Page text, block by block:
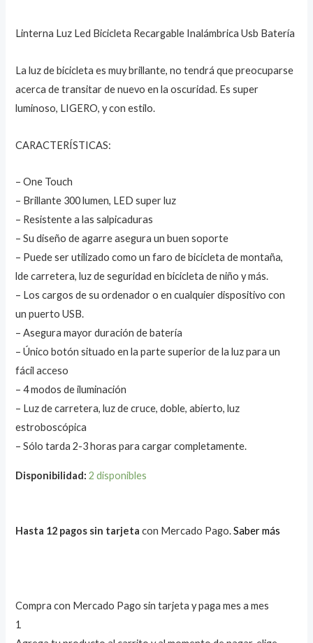
Linterna Luz Led Bicicleta Recargable Inalámbrica Usb Batería
La luz de bicicleta es muy brillante, no tendrá que preocuparse
acerca de transitar de nuevo en la oscuridad. Es super
luminoso, LIGERO, y con estilo.
CARACTERÍSTICAS:
– One Touch
– Brillante 300 lumen, LED super luz
– Resistente a las salpicaduras
– Su diseño de agarre asegura un buen soporte
– Puede ser utilizado como un faro de bicicleta de montaña,
lde carretera, luz de seguridad en bicicleta de niño y más.
– Los cargos de su ordenador o en cualquier dispositivo con
un puerto USB.
– Asegura mayor duración de batería
– Único botón situado en la parte superior de la luz para un
fácil acceso
– 4 modos de iluminación
– Luz de carretera, luz de cruce, doble, abierto, luz
estroboscópica
– Sólo tarda 2-3 horas para cargar completamente.
Disponibilidad: 2 disponibles
Hasta 12 pagos sin tarjeta con Mercado Pago. Saber más
Compra con Mercado Pago sin tarjeta y paga mes a mes
1